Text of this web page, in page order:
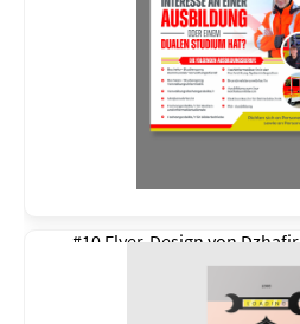
#10 Flyer-Design vonDzhafir